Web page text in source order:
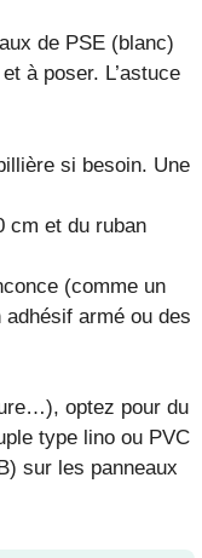
de PSE (blanc)
à poser. L’astuce
si besoin. Une
cm et du ruban
(comme un
armé ou des
optez pour du
type lino ou PVC
sur les panneaux